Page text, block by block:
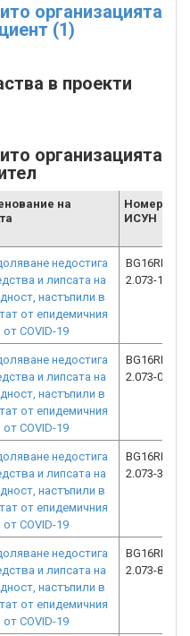
организацията
(1)
в проекти
организацията
на
Номер от
ИСУН
недостига
и липсата на
настъпили в
от епидемичния
COVID-19
2.073-1102-
недостига
и липсата на
настъпили в
от епидемичния
COVID-19
2.073-0614-
недостига
и липсата на
настъпили в
от епидемичния
COVID-19
2.073-3502-
недостига
и липсата на
настъпили в
от епидемичния
COVID-19
2.073-8780-